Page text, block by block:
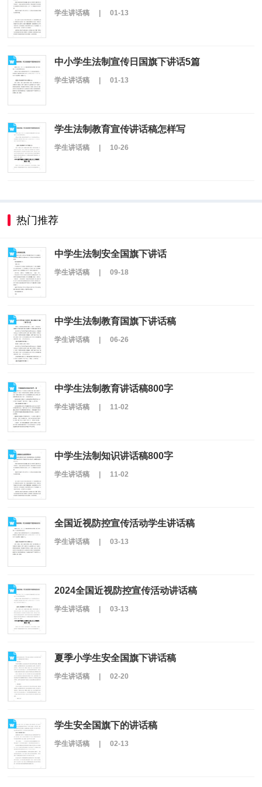
学生讲话稿 | 01-13
中小学生法制宣传日国旗下讲话5篇
学生讲话稿 | 01-13
学生法制教育宣传讲话稿怎样写
学生讲话稿 | 10-26
热门推荐
中学生法制安全国旗下讲话
学生讲话稿 09-18
中学生法制教育国旗下讲话稿
学生讲话稿 06-26
中学生法制教育讲话稿800字
学生讲话稿 11-02
中学生法制知识讲话稿800字
学生讲话稿 11-02
全国近视防控宣传活动学生讲话稿
学生讲话稿 03-13
2024全国近视防控宣传活动讲话稿
学生讲话稿 03-13
夏季小学生安全国旗下讲话稿
学生讲话稿 02-20
学生安全国旗下的讲话稿
学生讲话稿 02-13